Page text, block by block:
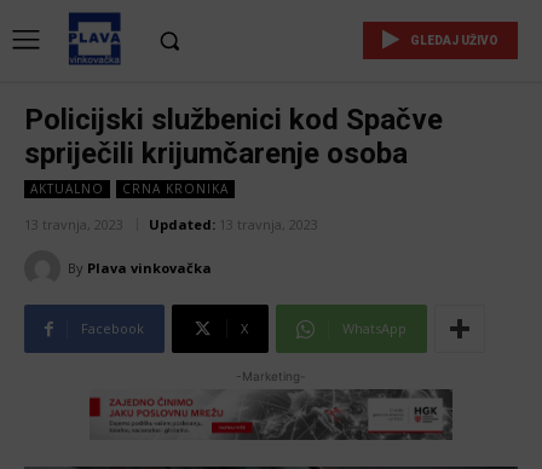
GLEDAJ UŽIVO
Policijski službenici kod Spačve
spriječili krijumčarenje osoba
AKTUALNO CRNA KRONIKA
13 travnja, 2023 Updated: 13 travnja, 2023
By Plava vinkovačka
Facebook X WhatsApp
-Marketing-